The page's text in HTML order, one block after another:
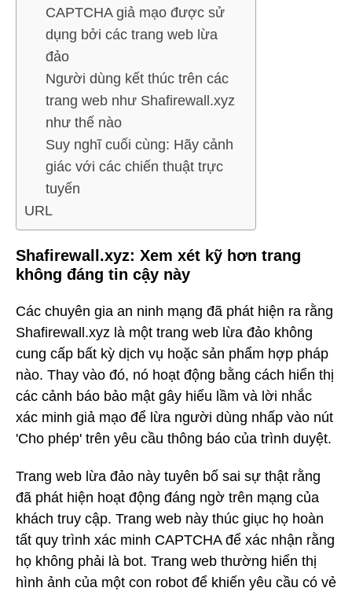
CAPTCHA giả mạo được sử
dụng bởi các trang web lừa
đảo
Người dùng kết thúc trên các
trang web như Shafirewall.xyz
như thế nào
Suy nghĩ cuối cùng: Hãy cảnh
giác với các chiến thuật trực
tuyến
URL
Shafirewall.xyz: Xem xét kỹ hơn trang
không đáng tin cậy này
Các chuyên gia an ninh mạng đã phát hiện ra rằng
Shafirewall.xyz là một trang web lừa đảo không
cung cấp bất kỳ dịch vụ hoặc sản phẩm hợp pháp
nào. Thay vào đó, nó hoạt động bằng cách hiển thị
các cảnh báo bảo mật gây hiểu lầm và lời nhắc
xác minh giả mạo để lừa người dùng nhấp vào nút
'Cho phép' trên yêu cầu thông báo của trình duyệt.
Trang web lừa đảo này tuyên bố sai sự thật rằng
đã phát hiện hoạt động đáng ngờ trên mạng của
khách truy cập. Trang web này thúc giục họ hoàn
tất quy trình xác minh CAPTCHA để xác nhận rằng
họ không phải là bot. Trang web thường hiển thị
hình ảnh của một con robot để khiến yêu cầu có vẻ